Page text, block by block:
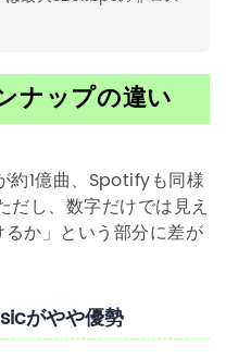
ナップの違い
1億曲、Spotifyも同様
だし、数字だけでは見え
か」という部分に差が
がやや優勢